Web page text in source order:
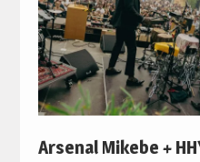
Arsenal Mikebe +